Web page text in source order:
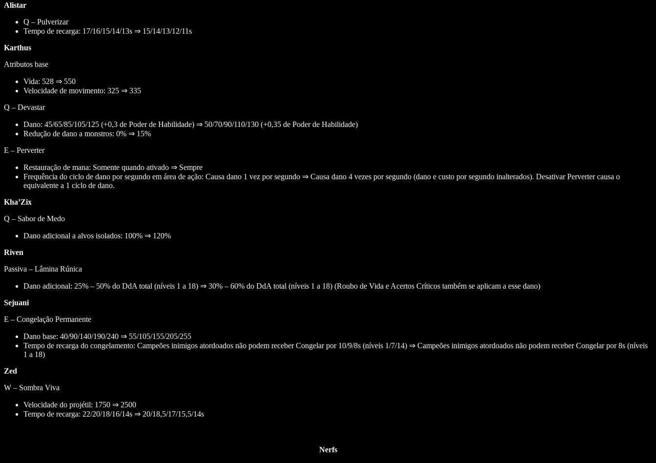
Alistar
Q – Pulverizar
Tempo de recarga: 17/16/15/14/13s ⇒ 15/14/13/12/11s
Karthus
Atributos base
Vida: 528 ⇒ 550
Velocidade de movimento: 325 ⇒ 335
Q – Devastar
Dano: 45/65/85/105/125 (+0,3 de Poder de Habilidade) ⇒ 50/70/90/110/130 (+0,35 de Poder de Habilidade)
Redução de dano a monstros: 0% ⇒ 15%
E – Perverter
Restauração de mana: Somente quando ativado ⇒ Sempre
Frequência do ciclo de dano por segundo em área de ação: Causa dano 1 vez por segundo ⇒ Causa dano 4 vezes por segundo (dano e custo por segundo inalterados). Desativar Perverter causa o
equivalente a 1 ciclo de dano.
Kha’Zix
Q – Sabor de Medo
Dano adicional a alvos isolados: 100% ⇒ 120%
Riven
Passiva – Lâmina Rúnica
Dano adicional: 25% – 50% do DdA total (níveis 1 a 18) ⇒ 30% – 60% do DdA total (níveis 1 a 18) (Roubo de Vida e Acertos Críticos também se aplicam a esse dano)
Sejuani
E – Congelação Permanente
Dano base: 40/90/140/190/240 ⇒ 55/105/155/205/255
Tempo de recarga do congelamento: Campeões inimigos atordoados não podem receber Congelar por 10/9/8s (níveis 1/7/14) ⇒ Campeões inimigos atordoados não podem receber Congelar por 8s (níveis
1 a 18)
Zed
W – Sombra Viva
Velocidade do projétil: 1750 ⇒ 2500
Tempo de recarga: 22/20/18/16/14s ⇒ 20/18,5/17/15,5/14s
Nerfs